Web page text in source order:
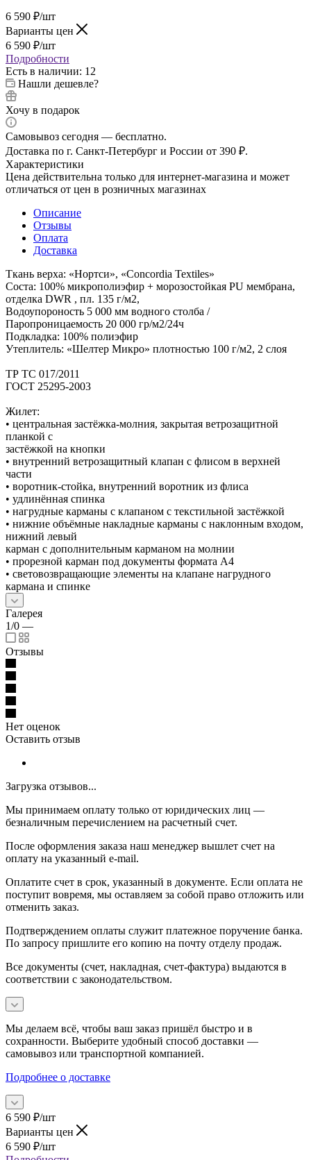
6 590 ₽/шт
Варианты цен
6 590 ₽/шт
Подробности
Есть в наличии: 12
Нашли дешевле?
Хочу в подарок
Самовывоз сегодня — бесплатно.
Доставка по г. Санкт-Петербург и России от 390 ₽.
Характеристики
Цена действительна только для интернет-магазина и может
отличаться от цен в розничных магазинах
Описание
Отзывы
Оплата
Доставка
Ткань верха: «Нортси», «Concordia Textiles»
Соста: 100% микрополиэфир + морозостойкая PU мембрана,
отделка DWR , пл. 135 г/м2,
Водоупороность 5 000 мм водного столба /
Паропроницаемость 20 000 гр/м2/24ч
Подкладка: 100% полиэфир
Утеплитель: «Шелтер Микро» плотностью 100 г/м2, 2 слоя
ТР ТС 017/2011
ГОСТ 25295-2003
Жилет:
• центральная застёжка-молния, закрытая ветрозащитной
планкой с
застёжкой на кнопки
• внутренний ветрозащитный клапан с флисом в верхней
части
• воротник-стойка, внутренний воротник из флиса
• удлинённая спинка
• нагрудные карманы с клапаном с текстильной застёжкой
• нижние объёмные накладные карманы с наклонным входом,
нижний левый
карман с дополнительным карманом на молнии
• прорезной карман под документы формата А4
• световозвращающие элементы на клапане нагрудного
кармана и спинке
Галерея
1/0 —
Отзывы
Нет оценок
Оставить отзыв
Загрузка отзывов...
Мы принимаем оплату только от юридических лиц —
безналичным перечислением на расчетный счет.
После оформления заказа наш менеджер вышлет счет на
оплату на указанный e-mail.
Оплатите счет в срок, указанный в документе. Если оплата не
поступит вовремя, мы оставляем за собой право отложить или
отменить заказ.
Подтверждением оплаты служит платежное поручение банка.
По запросу пришлите его копию на почту отделу продаж.
Все документы (счет, накладная, счет‑фактура) выдаются в
соответствии с законодательством.
Мы делаем всё, чтобы ваш заказ пришёл быстро и в
сохранности. Выберите удобный способ доставки —
самовывоз или транспортной компанией.
Подробнее о доставке
6 590 ₽/шт
Варианты цен
6 590 ₽/шт